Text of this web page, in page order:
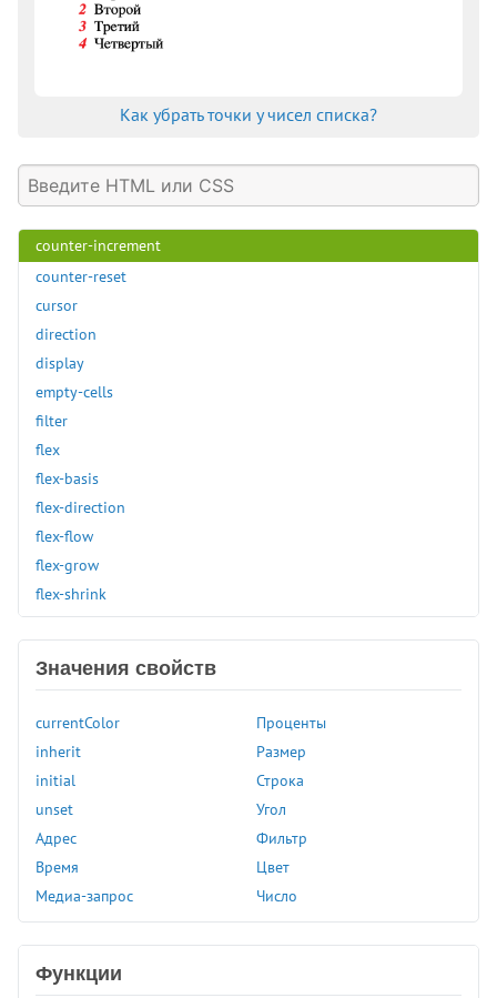
Как убрать точки у чисел списка?
column-rule-color
column-rule-style
column-width
content
counter-increment
counter-reset
cursor
direction
display
empty-cells
filter
flex
flex-basis
flex-direction
flex-flow
flex-grow
flex-shrink
flex-wrap
font
font-variant
font-variant-caps
font-weight
gap
grid-auto-columns
Значения свойств
currentColor
inherit
initial
unset
Адрес
Время
Медиа-запрос
Проценты
Размер
Строка
Угол
Фильтр
Цвет
Число
Функции